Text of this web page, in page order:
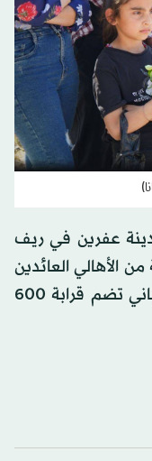
عفرين في ريف
الأهالي العائدين
القادمين من مدينة عين العرب كوباني تضم قرابة 600